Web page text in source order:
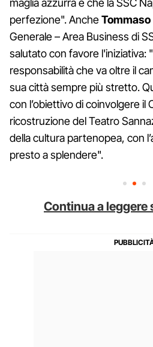
maglia azzurra e che la SSC
perfezione". Anche
Generale – Area Business di
salutato con favore l'iniziativa:
responsabilità che va oltre il
sua città sempre più stretto.
con l’obiettivo di coinvolgere il
ricostruzione del Teatro
della cultura partenopea, con
presto a splendere".
Continua a leggere